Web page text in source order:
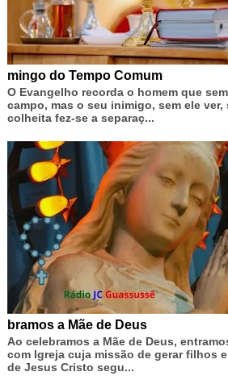
mingo do Tempo Comum
O Evangelho recorda o homem que
campo, mas o seu inimigo, sem ele
colheita fez-se a separaç...
bramos a Mãe de Deus
Ao celebramos a Mãe de Deus,
com Igreja cuja missão de gerar filhos
de Jesus Cristo segu...